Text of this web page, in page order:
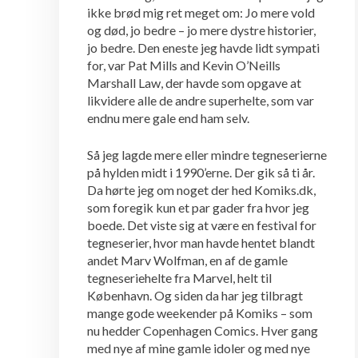
ikke brød mig ret meget om: Jo mere vold
og død, jo bedre – jo mere dystre historier,
jo bedre. Den eneste jeg havde lidt sympati
for, var Pat Mills and Kevin O’Neills
Marshall Law, der havde som opgave at
likvidere alle de andre superhelte, som var
endnu mere gale end ham selv.
Så jeg lagde mere eller mindre tegneserierne
på hylden midt i 1990’erne. Der gik så ti år.
Da hørte jeg om noget der hed Komiks.dk,
som foregik kun et par gader fra hvor jeg
boede. Det viste sig at være en festival for
tegneserier, hvor man havde hentet blandt
andet Marv Wolfman, en af de gamle
tegneseriehelte fra Marvel, helt til
København. Og siden da har jeg tilbragt
mange gode weekender på Komiks – som
nu hedder Copenhagen Comics. Hver gang
med nye af mine gamle idoler og med nye